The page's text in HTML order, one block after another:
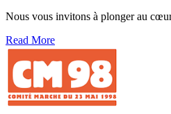
Nous vous invitons à plonger au
Read More